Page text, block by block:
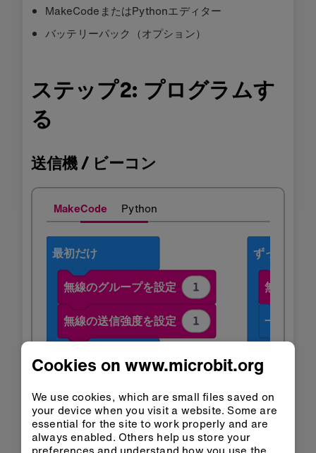
MakeCodeまたはPythonエディター
バッテリーパック（オプション）
ステップ2: プログラムす
る
送信機 / ビーコン
MakeCode Python
クラスル
ームで開
く
MakeCodeで
開く
Cookies on www.microbit.org
We use cookies, which are small files saved on
your device when you visit a website. Some are
essential for the site to work properly and are
always enabled. Others help us store your